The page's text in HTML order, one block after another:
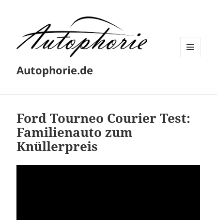
Autophorie.de
Ford Tourneo Courier Test:
Familienauto zum
Knüllerpreis